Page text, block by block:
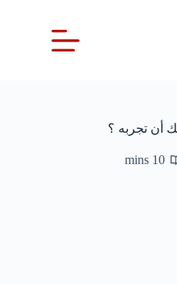
أن تجربه ؟
10 mins